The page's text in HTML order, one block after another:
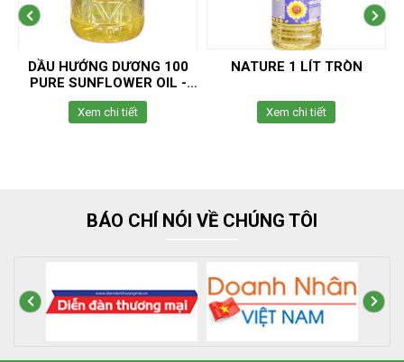
DẦU HƯỚNG DƯƠNG 100
PURE SUNFLOWER OIL -
5.0 LITER
Xem chi tiết
NATURE 1 LÍT TRÒN
Xem chi tiết
BÁO CHÍ NÓI VỀ CHÚNG TÔI